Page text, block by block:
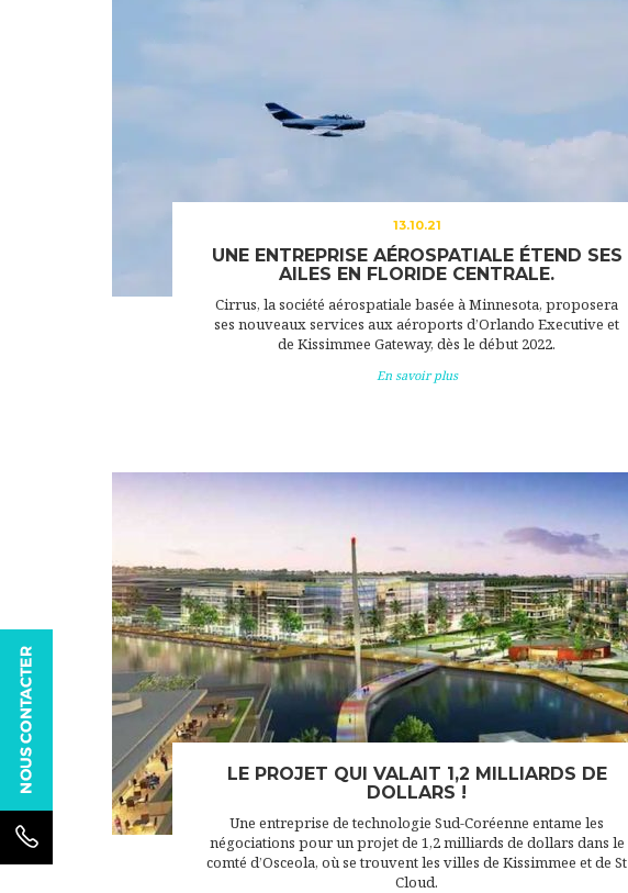
13.10.21
UNE ENTREPRISE AÉROSPATIALE ÉTEND SES
AILES EN FLORIDE CENTRALE.
Cirrus, la société aérospatiale basée à Minnesota, proposera
ses nouveaux services aux aéroports d’Orlando Executive et
de Kissimmee Gateway, dès le début 2022.
En savoir plus
LE PROJET QUI VALAIT 1,2 MILLIARDS DE
DOLLARS !
Une entreprise de technologie Sud-Coréenne entame les
négociations pour un projet de 1,2 milliards de dollars dans le
comté d’Osceola, où se trouvent les villes de Kissimmee et de St
Cloud.